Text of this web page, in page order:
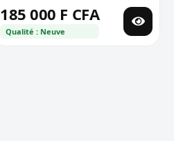
185 000 F CFA
Qualité : Neuve